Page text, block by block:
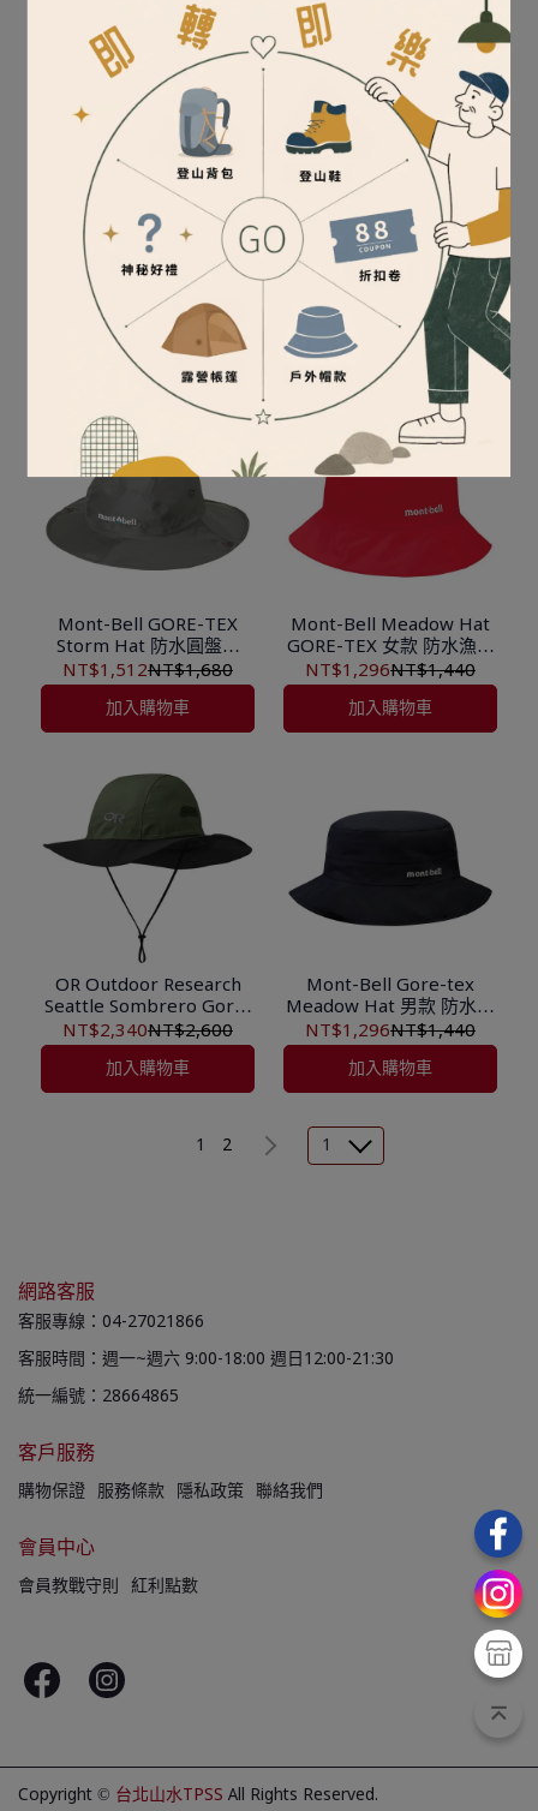
Outdoor Research
Seattle Rain Cap 西雅圖
防水棒球帽 281307
NT$1,800NT$2,000
已售完
Mont-Bell GORE-TEX
Storm Hat 女款防水圓盤
帽 1128657 (未附帽帶 需
另購)
NT$1,476 NT$1,640
加入購物車
Mont-Bell GORE-TEX
Storm Hat 防水圓盤帽
1128656 (未附帽帶 需另
購)
NT$1,512NT$1,680
加入購物車
Mont-Bell Meadow Hat
GORE-TEX 女款 防水漁夫
帽 1128628 (未附帽帶 需
另購)
NT$1,296NT$1,440
加入購物車
OR Outdoor Research
Seattle Sombrero Gore-
tex西雅圖防水圓盤帽
OR280135
NT$2,340NT$2,600
加入購物車
Mont-Bell Gore-tex
Meadow Hat 男款 防水圓
盤帽 1128627 (未附帽帶
需另購)
NT$1,296NT$1,440
加入購物車
1 2 1
網路客服
客服專線：04-27021866
客服時間：週一~週六 9:00-18:00 週日12:00-21:30
統一編號：28664865
客戶服務
購物保證 服務條款 隱私政策 聯絡我們
會員中心
會員教戰守則 紅利點數
Copyright © 台北山水TPSS All Rights Reserved.